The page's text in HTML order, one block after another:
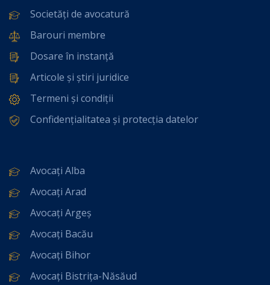
Societăți de avocatură
Barouri membre
Dosare în instanță
Articole și știri juridice
Termeni și condiții
Confidențialitatea și protecția datelor
Avocați Alba
Avocați Arad
Avocați Argeș
Avocați Bacău
Avocați Bihor
Avocați Bistrița-Năsăud